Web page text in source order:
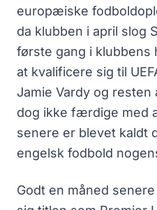
europæiske
da klubben i april slog
første gang i klubbens
at kvalificere sig til
Jamie Vardy og
dog ikke færdige med
senere er blevet kaldt
engelsk fodbold
Godt en måned